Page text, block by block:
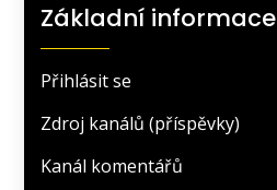
Základní informace
Přihlásit se
Zdroj kanálů (příspěvky)
Kanál komentářů